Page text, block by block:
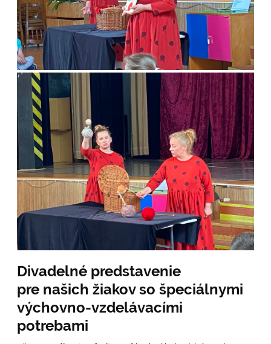
Divadelné predstavenie
pre našich žiakov so špeciálnymi
výchovno-vzdelávacími
potrebami